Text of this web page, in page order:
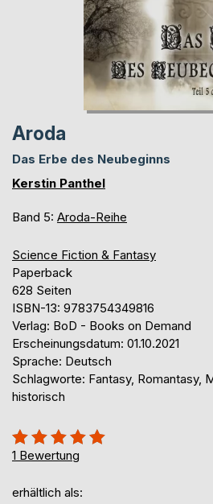
Aroda
Das Erbe des Neubeginns
Kerstin Panthel
Band 5: Aroda-Reihe
Science Fiction & Fantasy
Paperback
628 Seiten
ISBN-13: 9783754349816
Verlag: BoD - Books on Demand
Erscheinungsdatum: 01.10.2021
Sprache: Deutsch
Schlagworte: Fantasy, Romantasy,
historisch
Bewertung::
100%
1 Bewertung
erhältlich als: